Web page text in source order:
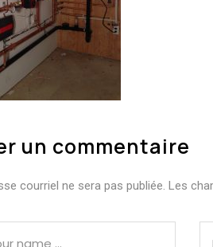
un commentaire
courriel ne sera pas publiée. Les